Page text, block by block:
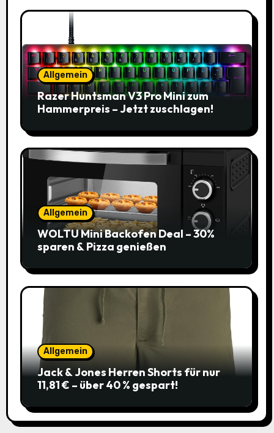
Allgemein
Razer Huntsman V3 Pro Mini zum
Hammerpreis – Jetzt zuschlagen!
Allgemein
WOLTU Mini Backofen Deal – 30%
sparen & Pizza genießen
Allgemein
Jack & Jones Herren Shorts für nur
11,81 € – über 40 % gespart!